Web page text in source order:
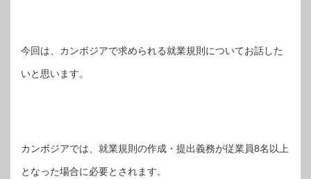
今回は、カンボジアで求められる就業規則についてお話した
いと思います。
カンボジアでは、就業規則の作成・提出義務が従業員8名以上
となった場合に必要とされます。